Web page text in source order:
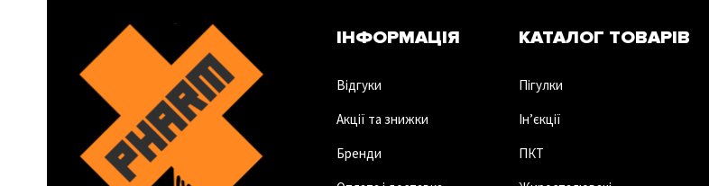
ІНФОРМАЦІЯ
Відгуки
Акції та знижки
Бренди
КАТАЛОГ ТОВАРІВ
Пігулки
Ін’єкції
ПКТ